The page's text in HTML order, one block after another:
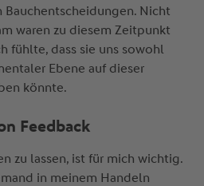
Bauchentscheidungen. Nicht
waren zu diesem Zeitpunkt
fühlte, dass sie uns sowohl
Ebene auf dieser
könnte.
Feedback
zu lassen, ist für mich wichtig.
in meinem Handeln